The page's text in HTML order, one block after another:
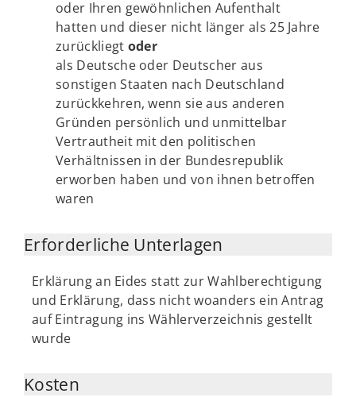
oder Ihren gewöhnlichen Aufenthalt
hatten und dieser nicht länger als 25 Jahre
zurückliegt oder
als Deutsche oder Deutscher aus
sonstigen Staaten nach Deutschland
zurückkehren, wenn sie aus anderen
Gründen persönlich und unmittelbar
Vertrautheit mit den politischen
Verhältnissen in der Bundesrepublik
erworben haben und von ihnen betroffen
waren
Erforderliche Unterlagen
Erklärung an Eides statt zur Wahlberechtigung
und Erklärung, dass nicht woanders ein Antrag
auf Eintragung ins Wählerverzeichnis gestellt
wurde
Kosten